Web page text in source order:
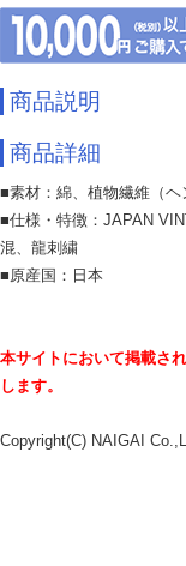
商品説明
商品詳細
■素材：綿、植物繊維（
■仕様・特徴：JAPAN
混、龍刺繍
■原産国：日本
本サイトにおいて掲載さ
します。
Copyright(C) NAIGAI